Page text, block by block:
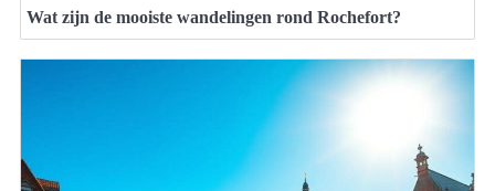
Wat zijn de mooiste wandelingen rond Rochefort?